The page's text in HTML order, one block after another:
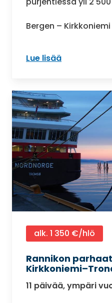
Bergen –
Lue lisää
alk. 1 350 €/hlö
Rannikon
11 päivää, ympäri